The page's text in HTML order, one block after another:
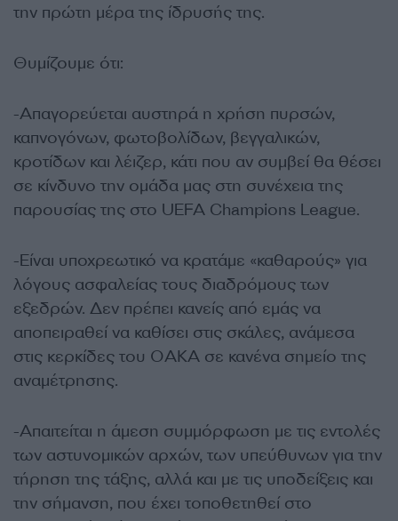
την πρώτη μέρα της ίδρυσής της.
Θυμίζουμε ότι:
-Απαγορεύεται αυστηρά η χρήση πυρσών,
καπνογόνων, φωτοβολίδων, βεγγαλικών,
κροτίδων και λέιζερ, κάτι που αν συμβεί θα θέσει
σε κίνδυνο την ομάδα μας στη συνέχεια της
παρουσίας της στο UEFA Champions League.
-Eίναι υποχρεωτικό να κρατάμε «καθαρούς» για
λόγους ασφαλείας τους διαδρόμους των
εξεδρών. Δεν πρέπει κανείς από εμάς να
αποπειραθεί να καθίσει στις σκάλες, ανάμεσα
στις κερκίδες του ΟΑΚΑ σε κανένα σημείο της
αναμέτρησης.
-Απαιτείται η άμεση συμμόρφωση με τις εντολές
των αστυνομικών αρχών, των υπεύθυνων για την
τήρηση της τάξης, αλλά και με τις υποδείξεις και
την σήμανση, που έχει τοποθετηθεί στο